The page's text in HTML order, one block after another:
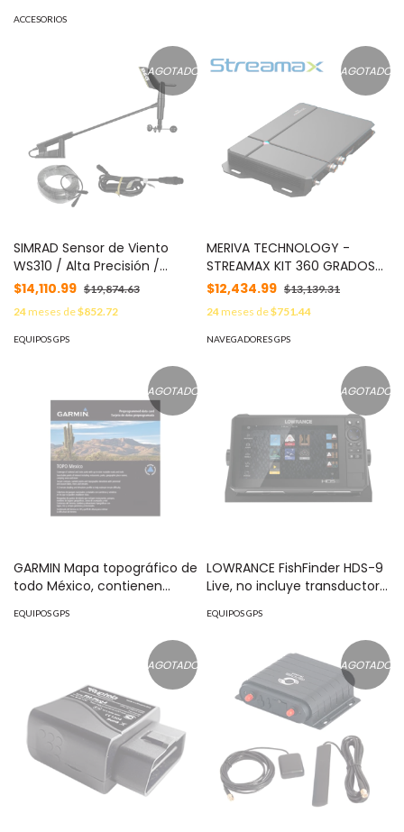
ACCESORIOS
AGOTADO
SIMRAD Sensor de Viento
WS310 / Alta Precisión /
Diseño Aerodinámico /
Fiabilidad Comprobada /
Compatible con
Instrumentos Náuticos MOD:
$14,110.99 $19,874.63
24meses de$852.72
EQUIPOS GPS
AGOTADO
MERIVA TECHNOLOGY -
STREAMAX KIT 360 GRADOS
MERIVA STREAMAX MAVM-360
GRADOS/ MODULO GPS /
BOCINA INTEGRADA / WIFI /
SOPORTA MEMORIA SD /
SOLUCIÓN 360 GRADOS MOD:
$12,434.99 $13,139.31
24meses de$751.44
NAVEGADORES GPS
AGOTADO
GARMIN Mapa topográfico de
todo México, contienen
elevación, cumbres, ríos,
lagos y arroyos. MOD: 10-
EQUIPOS GPS
AGOTADO
LOWRANCE FishFinder HDS-9
Live, no incluye transductor
EQUIPOS GPS
AGOTADO AGOTADO